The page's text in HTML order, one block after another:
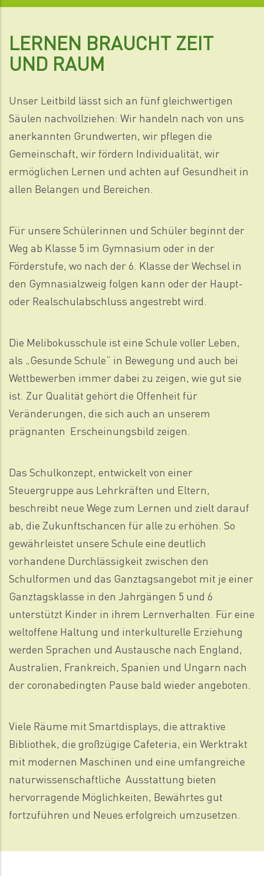
LERNEN BRAUCHT ZEIT
UND RAUM
Unser Leitbild lässt sich an fünf gleichwertigen
Säulen nachvollziehen: Wir handeln nach von uns
anerkannten Grundwerten, wir pflegen die
Gemeinschaft, wir fördern Individualität, wir
ermöglichen Lernen und achten auf Gesundheit in
allen Belangen und Bereichen.
Für unsere Schülerinnen und Schüler beginnt der
Weg ab Klasse 5 im Gymnasium oder in der
Förderstufe, wo nach der 6. Klasse der Wechsel in
den Gymnasialzweig folgen kann oder der Haupt-
oder Realschulabschluss angestrebt wird.
Die Melibokusschule ist eine Schule voller Leben,
als „Gesunde Schule“ in Bewegung und auch bei
Wettbewerben immer dabei zu zeigen, wie gut sie
ist. Zur Qualität gehört die Offenheit für
Veränderungen, die sich auch an unserem
prägnanten Erscheinungsbild zeigen.
Das Schulkonzept, entwickelt von einer
Steuergruppe aus Lehrkräften und Eltern,
beschreibt neue Wege zum Lernen und zielt darauf
ab, die Zukunftschancen für alle zu erhöhen. So
gewährleistet unsere Schule eine deutlich
vorhandene Durchlässigkeit zwischen den
Schulformen und das Ganztagsangebot mit je einer
Ganztagsklasse in den Jahrgängen 5 und 6
unterstützt Kinder in ihrem Lernverhalten. Für eine
weltoffene Haltung und interkulturelle Erziehung
werden Sprachen und Austausche nach England,
Australien, Frankreich, Spanien und Ungarn nach
der coronabedingten Pause bald wieder angeboten.
Viele Räume mit Smartdisplays, die attraktive
Bibliothek, die großzügige Cafeteria, ein Werktrakt
mit modernen Maschinen und eine umfangreiche
naturwissen­schaftliche Ausstattung bieten
hervorragende Möglichkeiten, Bewährtes gut
fortzuführen und Neues erfolgreich umzusetzen.